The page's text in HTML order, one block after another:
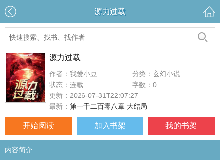
源力过载
源力过载
作者：我爱小豆
分类：玄幻小说
状态：连载
字数：0
更新：2026-07-31T22:07:27
最新： 第一千二百零八章 大结局
开始阅读 加入书架 我的书架
内容简介